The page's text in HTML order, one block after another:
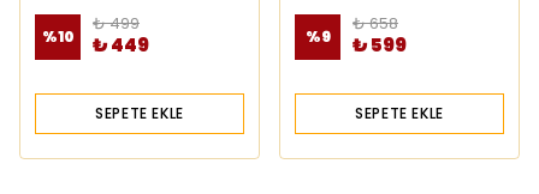
%10
₺ 499
₺ 449
SEPETE EKLE
%9
₺ 658
₺ 599
SEPETE EKLE